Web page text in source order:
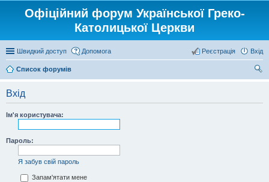
Офіційний форум Української Греко-
Католицької Церкви
Швидкий доступ Допомога Вхід
Реєстрація
Список форумів
Вхід
Ім'я користувача:
Пароль:
Я забув свій пароль
Запам'ятати мене